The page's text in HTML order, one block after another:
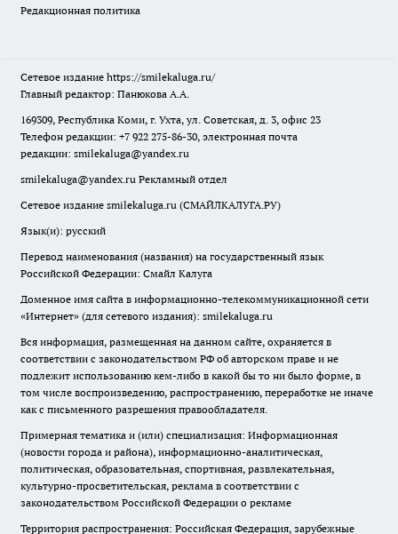
Редакционная политика
Сетевое издание https://smilekaluga.ru/
Главный редактор: Панюкова А.А.
169309, Республика Коми, г. Ухта, ул. Советская, д. 3, офис 23
Телефон редакции: +7 922 275-86-30, электронная почта
редакции: smilekaluga@yandex.ru
smilekaluga@yandex.ru Рекламный отдел
Сетевое издание smilekaluga.ru (СМАЙЛКАЛУГА.РУ)
Язык(и): русский
Перевод наименования (названия) на государственный язык
Российской Федерации: Смайл Калуга
Доменное имя сайта в информационно-телекоммуникационной сети
«Интернет» (для сетевого издания): smilekaluga.ru
Вся информация, размещенная на данном сайте, охраняется в
соответствии с законодательством РФ об авторском праве и не
подлежит использованию кем-либо в какой бы то ни было форме, в
том числе воспроизведению, распространению, переработке не иначе
как с письменного разрешения правообладателя.
Примерная тематика и (или) специализация: Информационная
(новости города и района), информационно-аналитическая,
политическая, образовательная, спортивная, развлекательная,
культурно-просветительская, реклама в соответствии с
законодательством Российской Федерации о рекламе
Территория распространения: Российская Федерация, зарубежные